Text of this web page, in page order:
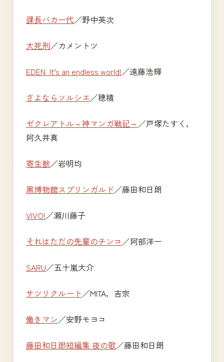
課長バカ一代／野中英次
大死刑／カメントツ
EDEN It’s an endless world!／遠藤浩輝
さよならソルシエ／穂積
ゼクレアトル～神マンガ戦記～ ／戸塚たすく，
阿久井真
寄生獣／岩明均
黒博物館スプリンガルド／藤田和日朗
VIVO!／瀬川藤子
それはただの先輩のチンコ ／阿部洋一
SARU／五十嵐大介
サツリクルート／MITA，吉宗
働きマン／安野モヨコ
藤田和日郎短編集 夜の歌／藤田和日朗